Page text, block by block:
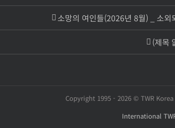
소망의 여인들(2026년 8월) _ 소
(제목
Copyright 1995 - 2026 © TWR
International